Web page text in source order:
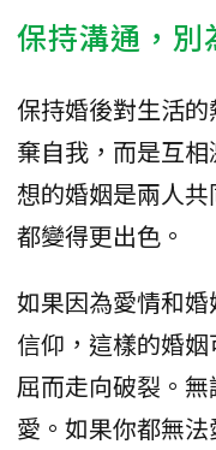
保持溝通，別
保持婚後對生活
棄自我，而是互
想的婚姻是兩人
都變得更出色。
如果因為愛情和
信仰，這樣的婚
屈而走向破裂。
愛。如果你都無